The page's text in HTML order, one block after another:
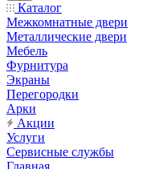
Каталог
Межкомнатные двери
Металлические двери
Мебель
Фурнитура
Экраны
Перегородки
Арки
Акции
Услуги
Сервисные службы
Главная